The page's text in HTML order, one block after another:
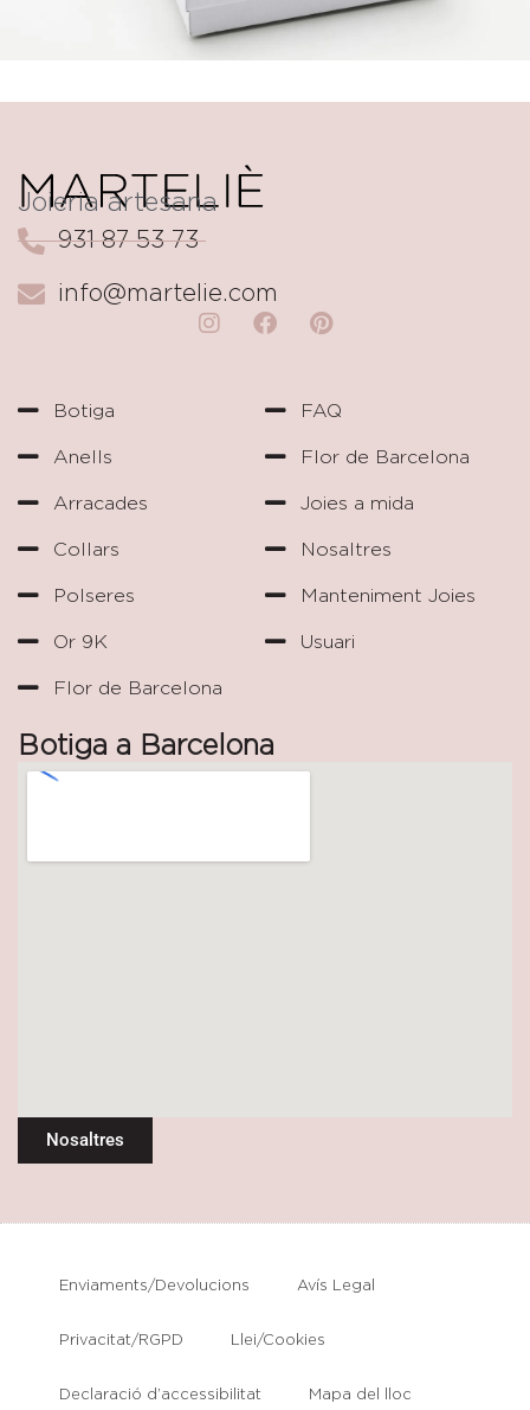
Joieria artesana
931 87 53 73
info@martelie.com
Botiga
Anells
Arracades
Collars
Polseres
Or 9K
Flor de Barcelona
FAQ
Flor de Barcelona
Joies a mida
Nosaltres
Manteniment Joies
Usuari
Botiga a Barcelona
Nosaltres
Enviaments/Devolucions Avís Legal
Privacitat/RGPD Llei/Cookies
Declaració d’accessibilitat Mapa del lloc